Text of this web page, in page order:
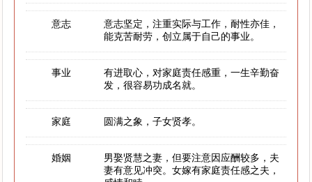
意志
意志坚定，注重实际与工作，耐性亦佳，
能克苦耐劳，创立属于自己的事业。
事业
有进取心，对家庭责任感重，一生辛勤奋
发，很容易功成名就。
家庭 圆满之象，子女贤孝。
婚姻
男娶贤慧之妻，但要注意因应酬较多，夫
妻有意见冲突。女嫁有家庭责任感之夫，